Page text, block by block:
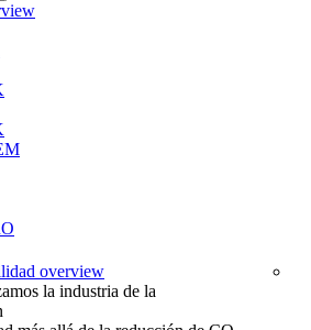
overview
la industria de la